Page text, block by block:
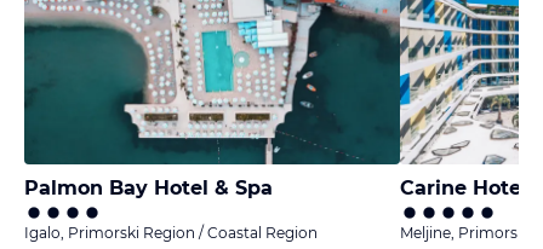
Palmon Bay Hotel & Spa
Igalo, Primorski Region / Coastal Region
Carine Hotel
Meljine, Primorski